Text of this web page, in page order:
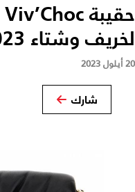
لخريف وشتاء 2023
20 أيلول 2023
شارك